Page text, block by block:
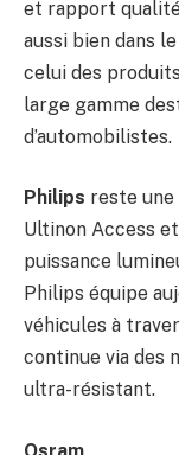
et rapport
aussi bien dans
celui des
large gamme
d’automobilistes.
Philips reste une
Ultinon Access
puissance
Philips équipe
véhicules à
continue via des
ultra-résistant.